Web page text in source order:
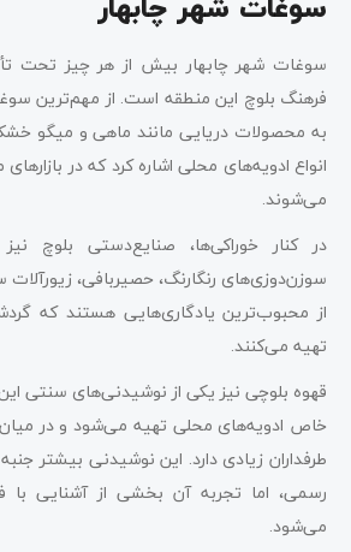
سوغات شهر چابهار
سوغات شهر چابهار بیش از هر چیز تحت
فرهنگ بلوچ این منطقه است. از مهم‌ترین
به محصولات دریایی مانند ماهی و میگو
انواع ادویه‌های محلی اشاره کرد که در
می‌شوند.
در کنار خوراکی‌ها، صنایع‌دستی بلوچ نیز
سوزن‌دوزی‌های رنگارنگ، حصیربافی،
از محبوب‌ترین یادگاری‌هایی هستند که
تهیه می‌کنند.
قهوه بلوچی نیز یکی از نوشیدنی‌های سنتی
خاص ادویه‌های محلی تهیه می‌شود و در
طرفداران زیادی دارد. این نوشیدنی بیشتر
رسمی، اما تجربه آن بخشی از آشنایی
می‌شود.